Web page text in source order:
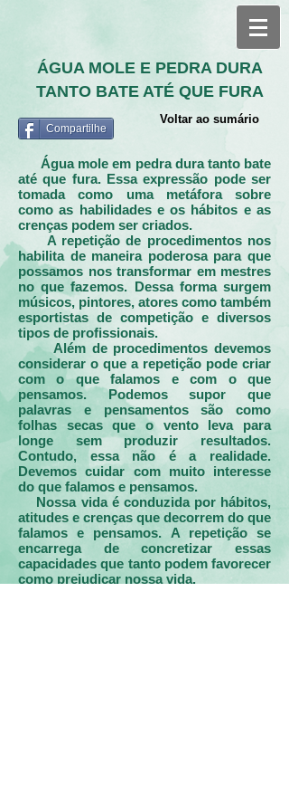
ÁGUA MOLE E PEDRA DURA
TANTO BATE ATÉ QUE FURA
Compartilhe
Voltar ao sumário
Água mole em pedra dura tanto bate
até que fura. Essa expressão pode ser
tomada como uma metáfora sobre
como as habilidades e os hábitos e as
crenças podem ser criados.
A repetição de procedimentos nos
habilita de maneira poderosa para que
possamos nos transformar em mestres
no que fazemos. Dessa forma surgem
músicos, pintores, atores como também
esportistas de competição e diversos
tipos de profissionais.
Além de procedimentos devemos
considerar o que a repetição pode criar
com o que falamos e com o que
pensamos. Podemos supor que
palavras e pensamentos são como
folhas secas que o vento leva para
longe sem produzir resultados.
Contudo, essa não é a realidade.
Devemos cuidar com muito interesse
do que falamos e pensamos.
Nossa vida é conduzida por hábitos,
atitudes e crenças que decorrem do que
falamos e pensamos. A repetição se
encarrega de concretizar essas
capacidades que tanto podem favorecer
como prejudicar nossa vida.